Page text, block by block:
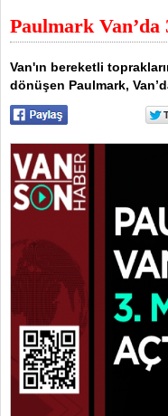
Paulmark Van’da
Van'ın bereketli
dönüşen Paulmark,